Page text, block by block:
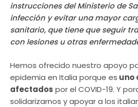
instrucciones del Ministerio de
infección y evitar una mayor
sanitario, que tiene que seguir
con lesiones u otras
Hemos ofrecido nuestro apoyo
epidemia en Italia porque es uno
afectados por el COVID-19. Y
solidarizarnos y apoyar a los